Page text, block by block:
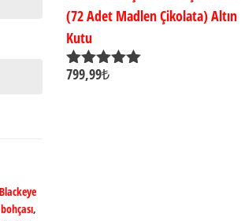
Blackeye
,
(72 Adet Madlen Çikolata) Altın
Kutu
5 üzerinden
799,99₺